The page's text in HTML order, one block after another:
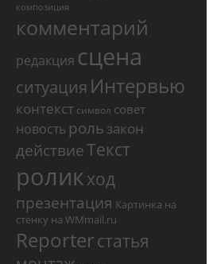
композиция
комментарий
редакция сцена
ситуация Интервью
контекст символ совет
новость роль закон
действиеТекст
роликход
презентация Картинка на
стенку на WMmail.ru
Reporterстатья